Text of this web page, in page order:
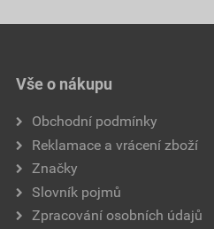
Vše o nákupu
Obchodní podmínky
Reklamace a vrácení zboží
Značky
Slovník pojmů
Zpracování osobních údajů